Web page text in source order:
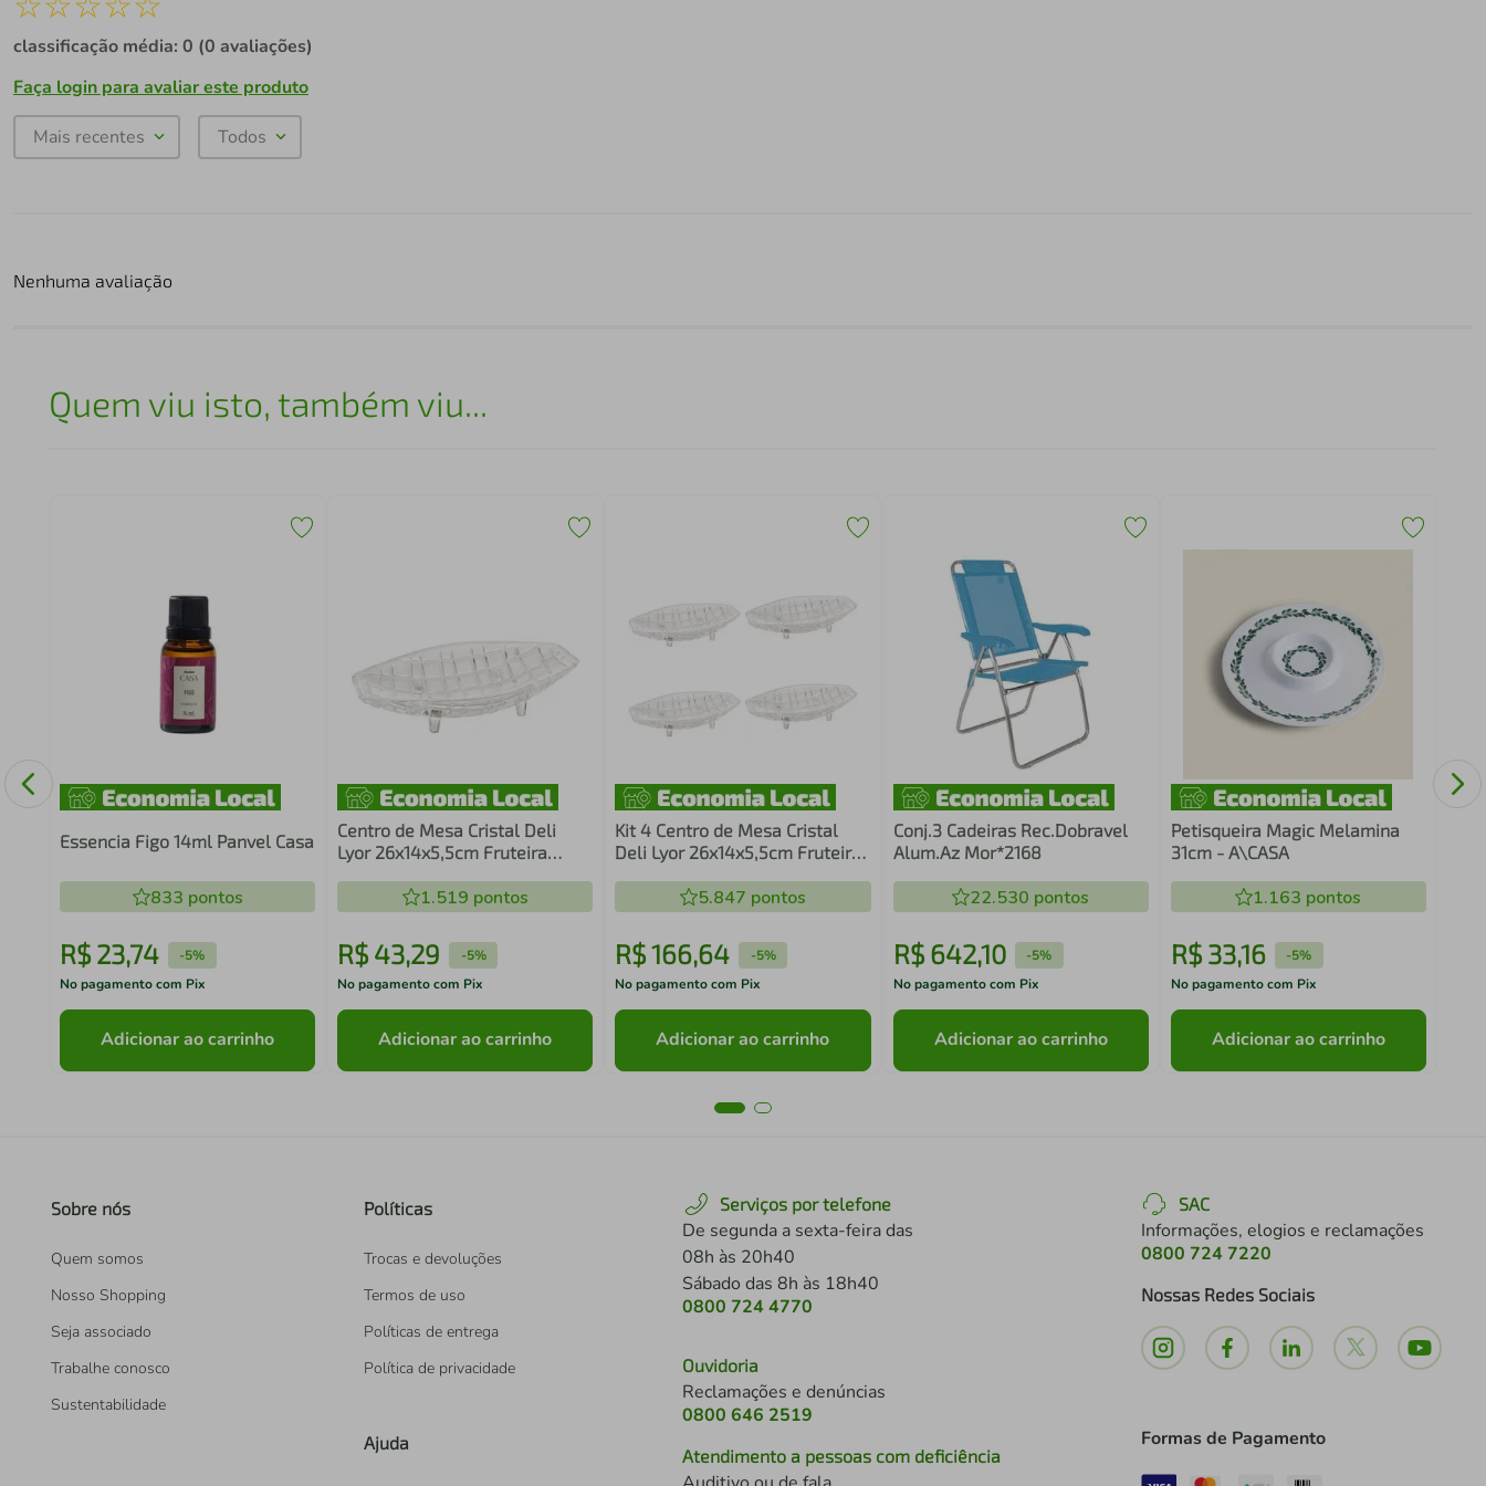
classificação média: 0 (0 avaliações)
Faça login para avaliar este produto
Mais recentes Todos
Nenhuma avaliação
Quem viu isto, também viu...
Essencia Figo 14ml Panvel Casa
833 pontos
R$ 23,74 -5%
No pagamento com Pix
Adicionar ao carrinho
Centro de Mesa Cristal Deli
Lyor 26x14x5,5cm Fruteira
1.519 pontos
R$ 43,29 -5%
No pagamento com Pix
Adicionar ao carrinho
Kit 4 Centro de Mesa Cristal
Deli Lyor 26x14x5,5cm Fruteira
5.847 pontos
R$166,64 -5%
No pagamento com Pix
Adicionar ao carrinho
Conj.3 Cadeiras Rec.Dobravel
Alum.Az Mor*2168
22.530 pontos
R$ 642,10 -5%
No pagamento com Pix
Adicionar ao carrinho
Petisqueira Magic Melamina
31cm - A\CASA
1.163 pontos
R$ 33,16 -5%
No pagamento com Pix
Adicionar ao carrinho
Sobre nós
Quem somos
Nosso Shopping
Seja associado
Trabalhe conosco
Sustentabilidade
Políticas
Trocas e devoluções
Termos de uso
Políticas de entrega
Política de privacidade
Ajuda
Serviços por telefone
De segunda a sexta-feira das
08h às 20h40
Sábado das 8h às 18h40
0800 724 4770
Ouvidoria
Reclamações e denúncias
0800 646 2519
Atendimento a pessoas com deficiência
SAC
Informações, elogios e reclamações
0800 724 7220
Nossas Redes Sociais
Formas de Pagamento